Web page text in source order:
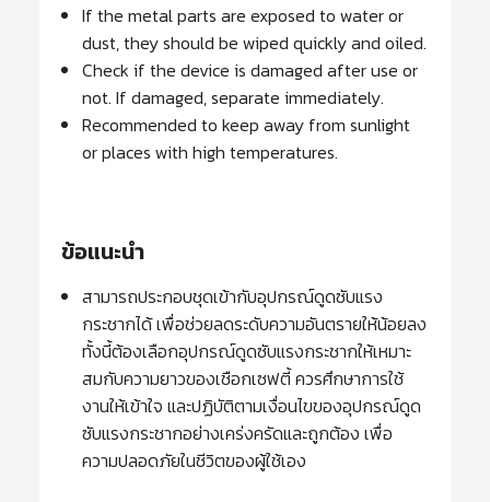
If the metal parts are exposed to water or
dust, they should be wiped quickly and oiled.
Check if the device is damaged after use or
not. If damaged, separate immediately.
Recommended to keep away from sunlight
or places with high temperatures.
ข้อแนะนำ
สามารถประกอบชุดเข้ากับอุปกรณ์ดูดซับแรง
กระชากได้ เพื่อช่วยลดระดับความอันตรายให้น้อยลง
ทั้งนี้ต้องเลือกอุปกรณ์ดูดซับแรงกระชากให้เหมาะ
สมกับความยาวของเชือกเซฟตี้ ควรศึกษาการใช้
งานให้เข้าใจ และปฏิบัติตามเงื่อนไขของอุปกรณ์ดูด
ซับแรงกระชากอย่างเคร่งครัดและถูกต้อง เพื่อ
ความปลอดภัยในชีวิตของผู้ใช้เอง